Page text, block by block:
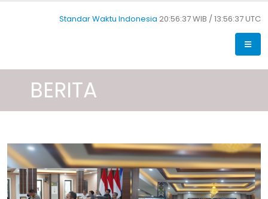
Standar Waktu Indonesia 20:56:38 WIB /13:56:38 UTC
BERITA